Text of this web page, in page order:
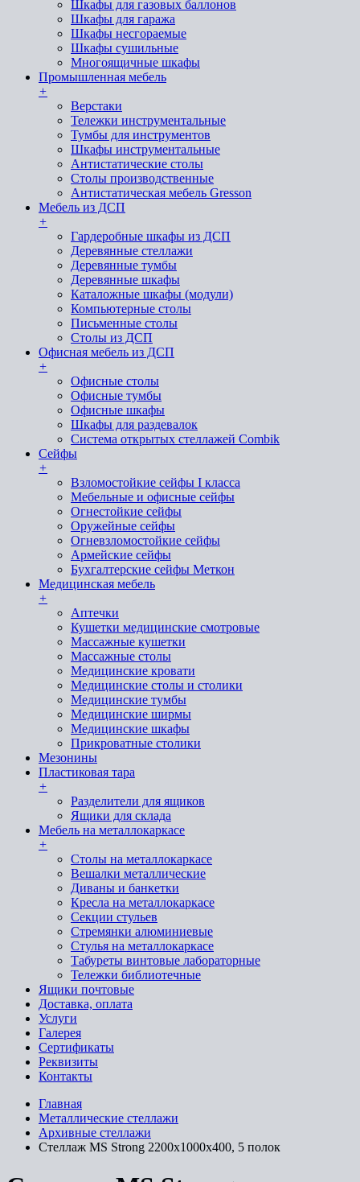
Шкафы для газовых баллонов
Шкафы для гаража
Шкафы несгораемые
Шкафы сушильные
Многоящичные шкафы
Промышленная мебель
+
Верстаки
Тележки инструментальные
Тумбы для инструментов
Шкафы инструментальные
Антистатические столы
Столы производственные
Антистатическая мебель Gresson
Мебель из ДСП
+
Гардеробные шкафы из ДСП
Деревянные стеллажи
Деревянные тумбы
Деревянные шкафы
Каталожные шкафы (модули)
Компьютерные столы
Письменные столы
Столы из ДСП
Офисная мебель из ДСП
+
Офисные столы
Офисные тумбы
Офисные шкафы
Шкафы для раздевалок
Система открытых стеллажей Combik
Сейфы
+
Взломостойкие сейфы I класса
Мебельные и офисные сейфы
Огнестойкие сейфы
Оружейные сейфы
Огневзломостойкие сейфы
Армейские сейфы
Бухгалтерские сейфы Меткон
Медицинская мебель
+
Аптечки
Кушетки медицинские смотровые
Массажные кушетки
Массажные столы
Медицинские кровати
Медицинские столы и столики
Медицинские тумбы
Медицинские ширмы
Медицинские шкафы
Прикроватные столики
Мезонины
Пластиковая тара
+
Разделители для ящиков
Ящики для склада
Мебель на металлокаркасе
+
Cтолы на металлокаркасе
Вешалки металлические
Диваны и банкетки
Кресла на металлокаркасе
Секции стульев
Стремянки алюминиевые
Стулья на металлокаркасе
Табуреты винтовые лабораторные
Тележки библиотечные
Ящики почтовые
Доставка, оплата
Услуги
Галерея
Сертификаты
Реквизиты
Контакты
Главная
Металлические стеллажи
Архивные стеллажи
Стеллаж MS Strong 2200х1000х400, 5 полок